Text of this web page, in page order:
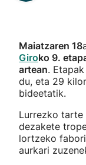
Maiatzaren 18
Giroko 9.
artean. Etapak
du, eta 29
bideetatik.
Lurrezko tarte
dezakete
lortzeko
aurkari